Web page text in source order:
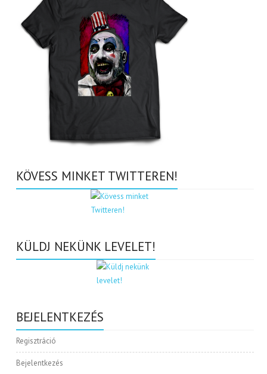
KÖVESS MINKET TWITTEREN!
KÜLDJ NEKÜNK LEVELET!
BEJELENTKEZÉS
Regisztráció
Bejelentkezés